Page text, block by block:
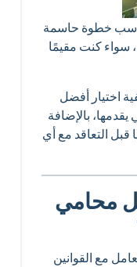
خطوة حاسمة
كنت مقيمًا
اختيار أفضل
بالإضافة
قبل التعاقد مع أي
محامي
مع القوانين